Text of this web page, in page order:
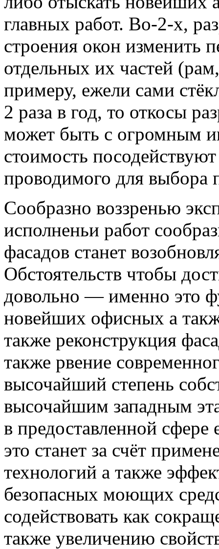
главных работ. Во-2-х,
строения окон изменить
отдельных их частей
примеру, ежели сами
2 раза в год, то откосы
может быть с огромным
стоимость
проводимого для выбора
Сообразно воззренью
исполненьи работ
фасадов станет
Обстоятельств чтобы
довольно — именно это
новейших офисных а
также реконструкция
также рвение
высочайший степень
высочайшим западным
в предоставленной
это станет за счёт
технологий а также
безопасных моющих
содействовать как
также увеличению